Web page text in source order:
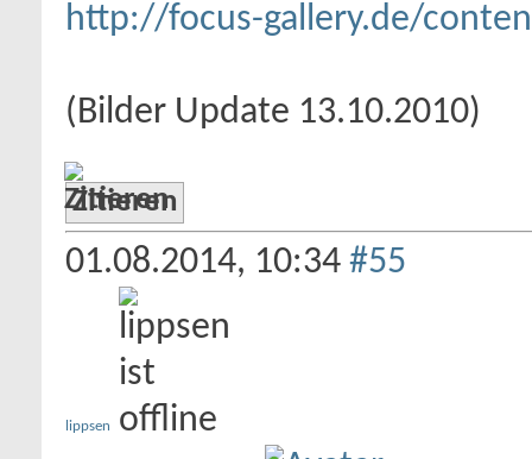
http://focus-gallery.de/
(Bilder Update 13.10.2010)
Zitieren
01.08.2014, 10:34 #55
lippsen